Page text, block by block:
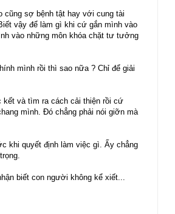
cũng sợ bệnh tật hay với cung tài
vậy để làm gì khi cứ gắn mình vào
vào những môn khóa chặt tư tưởng
mình rồi thì sao nữa ? Chỉ để giải
và tìm ra cách cải thiện rồi cứ
mình. Đó chẳng phải nói giỡn mà
khi quyết định làm việc gì. Ấy chẳng
biết con người không kể xiết...